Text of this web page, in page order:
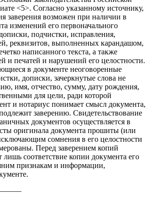
<5>. Согласно указанному источнику,
заверения возможен при наличии в
изменений его первоначального
подчистки, исправления,
реквизитов, выполненных карандашом,
написанного текста, а также
и печатей и нарушений его целостности.
в документе неоговоренные
дописки, зачеркнутые слова не
имя, отчество, сумму, дату рождения,
для цели, ради которой
и нотариус понимает смысл документа,
заверению. Свидетельствование
документов осуществляется в
оригинала документа прошиты (или
сомнения в его целостности
Перед заверением копий
лишь соответствие копии документа его
признакам и информации,